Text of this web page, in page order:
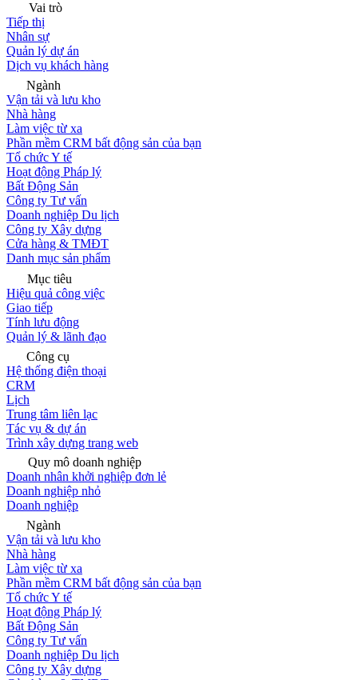
Vai trò
Tiếp thị
Nhân sự
Quản lý dự án
Dịch vụ khách hàng
Ngành
Vận tải và lưu kho
Nhà hàng
Làm việc từ xa
Phần mềm CRM bất động sản của bạn
Tổ chức Y tế
Hoạt động Pháp lý
Bất Động Sản
Công ty Tư vấn
Doanh nghiệp Du lịch
Công ty Xây dựng
Cửa hàng & TMĐT
Danh mục sản phẩm
Mục tiêu
Hiệu quả công việc
Giao tiếp
Tính lưu động
Quản lý & lãnh đạo
Công cụ
Hệ thống điện thoại
CRM
Lịch
Trung tâm liên lạc
Tác vụ & dự án
Trình xây dựng trang web
Quy mô doanh nghiệp
Doanh nhân khởi nghiệp đơn lẻ
Doanh nghiệp nhỏ
Doanh nghiệp
Ngành
Vận tải và lưu kho
Nhà hàng
Làm việc từ xa
Phần mềm CRM bất động sản của bạn
Tổ chức Y tế
Hoạt động Pháp lý
Bất Động Sản
Công ty Tư vấn
Doanh nghiệp Du lịch
Công ty Xây dựng